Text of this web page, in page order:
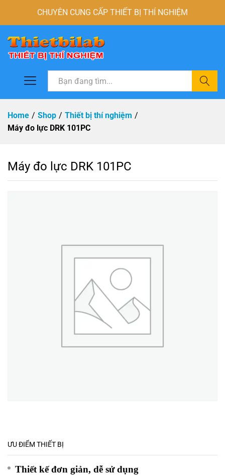
CHUYÊN CUNG CẤP THIẾT BỊ THÍ NGHIỆM
Tìm
Home / Shop / Thiết bị thí nghiệm /
Máy đo lực DRK 101PC
Máy đo lực DRK 101PC
ƯU ĐIỂM THIẾT BỊ
Thiết kế đơn giản, dễ sử dụng